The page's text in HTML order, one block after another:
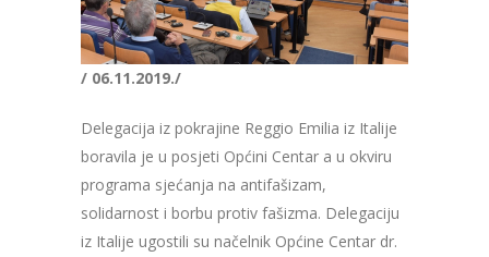
/ 06.11.2019./
Delegacija iz pokrajine Reggio Emilia iz Italije
boravila je u posjeti Općini Centar a u okviru
programa sjećanja na antifašizam,
solidarnost i borbu protiv fašizma. Delegaciju
iz Italije ugostili su načelnik Općine Centar dr.